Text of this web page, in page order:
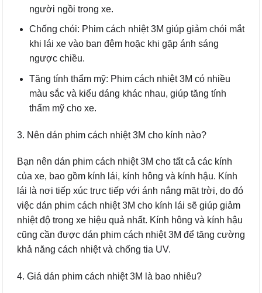
người ngồi trong xe.
Chống chói: Phim cách nhiệt 3M giúp giảm chói mắt
khi lái xe vào ban đêm hoặc khi gặp ánh sáng
ngược chiều.
Tăng tính thẩm mỹ: Phim cách nhiệt 3M có nhiều
màu sắc và kiểu dáng khác nhau, giúp tăng tính
thẩm mỹ cho xe.
3. Nên dán phim cách nhiệt 3M cho kính nào?
Bạn nên dán phim cách nhiệt 3M cho tất cả các kính
của xe, bao gồm kính lái, kính hông và kính hậu. Kính
lái là nơi tiếp xúc trực tiếp với ánh nắng mặt trời, do đó
việc dán phim cách nhiệt 3M cho kính lái sẽ giúp giảm
nhiệt độ trong xe hiệu quả nhất. Kính hông và kính hậu
cũng cần được dán phim cách nhiệt 3M để tăng cường
khả năng cách nhiệt và chống tia UV.
4. Giá dán phim cách nhiệt 3M là bao nhiêu?